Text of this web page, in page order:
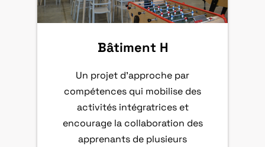
Bâtiment H
Un projet d’approche par
compétences qui mobilise des
activités intégratrices et
encourage la collaboration des
apprenants de plusieurs